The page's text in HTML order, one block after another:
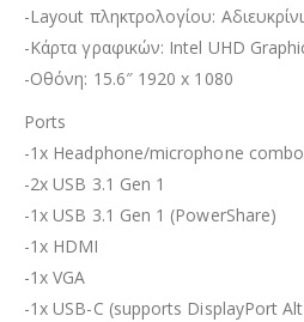
-Layout πληκτρολογίου:
-Κάρτα γραφικών: Intel UHD
-Οθόνη: 15.6″ 1920 x 1080
Ports
-1x Headphone/microphone
-2x USB 3.1 Gen 1
-1x USB 3.1 Gen 1 (PowerShare)
-1x HDMI
-1x VGA
-1x USB-C (supports DisplayPort